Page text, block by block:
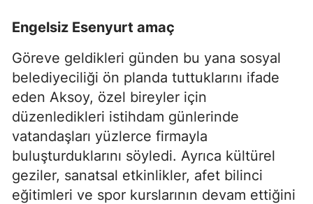
Engelsiz Esenyurt amaç
Göreve geldikleri günden bu yana sosyal
belediyeciliği ön planda tuttuklarını ifade
eden Aksoy, özel bireyler için
düzenledikleri istihdam günlerinde
vatandaşları yüzlerce firmayla
buluşturduklarını söyledi. Ayrıca kültürel
geziler, sanatsal etkinlikler, afet bilinci
eğitimleri ve spor kurslarının devam ettiğini